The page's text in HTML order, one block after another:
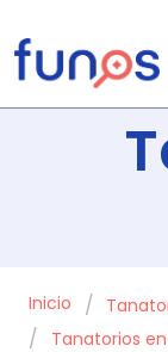
Inicio
Tanatorios